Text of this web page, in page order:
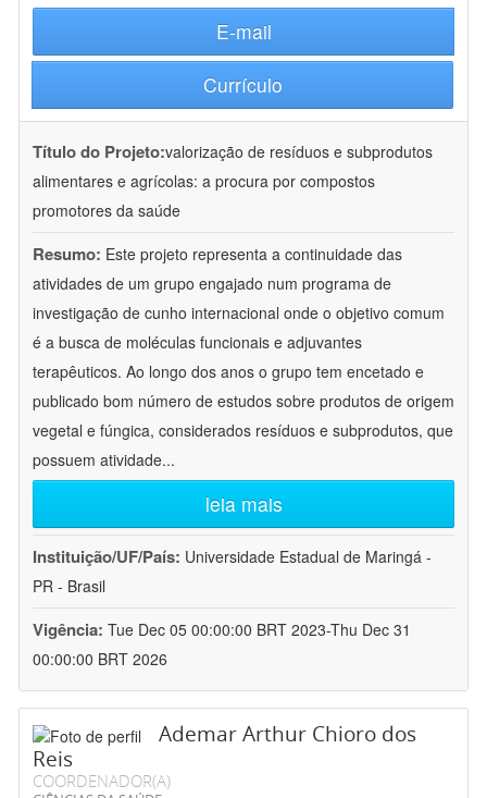
E-mail
Currículo
Título do Projeto:valorização de resíduos e subprodutos
alimentares e agrícolas: a procura por compostos
promotores da saúde
Resumo: Este projeto representa a continuidade das
atividades de um grupo engajado num programa de
investigação de cunho internacional onde o objetivo comum
é a busca de moléculas funcionais e adjuvantes
terapêuticos. Ao longo dos anos o grupo tem encetado e
publicado bom número de estudos sobre produtos de origem
vegetal e fúngica, considerados resíduos e subprodutos, que
possuem atividade...
leia mais
Instituição/UF/País: Universidade Estadual de Maringá -
PR - Brasil
Vigência: Tue Dec 05 00:00:00 BRT 2023-Thu Dec 31
00:00:00 BRT 2026
Ademar Arthur Chioro dos
Reis
COORDENADOR(A)